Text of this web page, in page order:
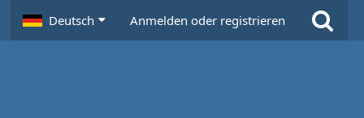
Deutsch Anmelden oder registrieren